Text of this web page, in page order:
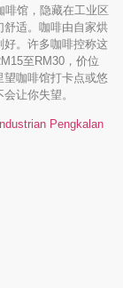
啡馆，隐藏在工业区
舒适。咖啡由自家烘
好。许多咖啡控称这
至RM30，价位
咖啡馆打卡点或悠
让你失望。
Pengkalan